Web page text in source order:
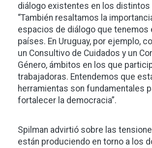
diálogo existentes en los distintos
“También resaltamos la
espacios de diálogo que tenemos
países. En Uruguay, por ejemplo,
un Consultivo de Cuidados y un
Género, ámbitos en los que
trabajadoras. Entendemos que
herramientas son fundamentales
fortalecer la democracia”.
Spilman advirtió sobre las
están produciendo en torno a los